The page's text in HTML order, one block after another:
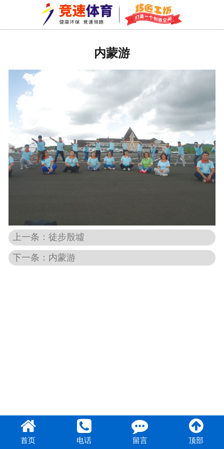
网站首页
巧匠工坊
新闻资讯
成功案例
资质荣誉
内蒙游
上一条：徒步殷墟
下一条：内蒙游
首页 电话 留言 顶部